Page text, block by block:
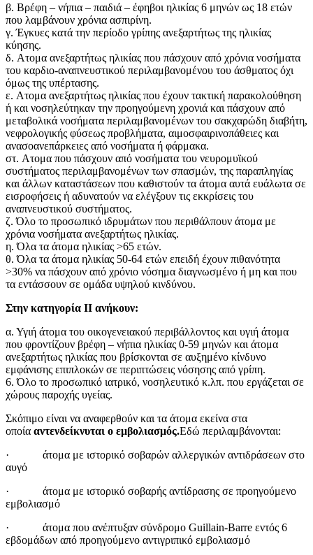
β. Βρέφη – νήπια – παιδιά – έφηβοι ηλικίας 6 μηνών ως 18 ετών
που λαμβά­νουν χρόνια ασπιρίνη.
γ. Έγκυες κατά την περίοδο γρίπης ανεξαρτήτως της ηλικίας
κύησης.
δ. Aτομα ανεξαρτήτως ηλικίας που πάσχουν από χρόνια νοσήματα
του καρδιο-αναπνευστικού περιλαμβανομένου του άσθματος όχι
όμως της υπέρτασης.
ε. Aτομα ανεξαρτήτως ηλικίας που έχουν τακτική παρακολούθηση
ή και νοσηλεύτηκαν την προηγούμενη χρονιά και πάσχουν από
μεταβολικά νοσήματα περιλαμβανομένων του σακχαρώδη διαβήτη,
νεφρολογικής φύσεως προβλή­ματα, αιμοσφαιρινοπάθειες και
ανασοανεπάρκειες από νοσήματα ή φάρμακα.
στ. Aτομα που πάσχουν από νοσήματα του νευρομυϊκού
συστήματος περιλαμβανομένων των σπασμών, της παραπληγίας
και άλλων καταστάσεων που καθιστούν τα άτομα αυτά ευάλωτα σε
εισροφήσεις ή αδυνατούν να ελέγ­ξουν τις εκκρίσεις του
αναπνευστικού συστήματος.
ζ. Όλο το προσωπικό ιδρυμάτων που περιθάλπουν άτομα με
χρόνια νοσήματα ανεξαρτήτως ηλικίας.
η. Όλα τα άτομα ηλικίας >65 ετών.
θ. Όλα τα άτομα ηλικίας 50-64 ετών επειδή έχουν πιθανότητα
>30% να πάσχουν από χρόνιο νόσημα διαγνωσμένο ή μη και που
τα εντάσσουν σε ομάδα υψηλού κινδύνου.
Στην κατηγορία II ανήκουν:
α. Υγιή άτομα του οικογενειακού περιβάλλοντος και υγιή άτομα
που φροντίζουν βρέφη – νήπια ηλικίας 0-59 μηνών και άτομα
ανεξαρτήτως ηλικίας που βρίσκονται σε αυξημένο κίνδυνο
εμφάνισης επιπλοκών σε περιπτώσεις νόσησης από γρίπη.
6. Όλο το προσωπικό ιατρικό, νοσηλευτικό κ.λπ. που εργάζεται σε
χώρους παροχής υγείας.
Σκόπιμο είναι να αναφερθούν και τα άτομα εκείνα στα
οποία αντενδείκνυται ο εμβολιασμός.Εδώ περιλαμβάνονται:
· άτομα με ιστορικό σοβαρών αλλεργικών αντιδράσεων στο
αυγό
· άτομα με ιστορικό σοβαρής αντίδρασης σε προηγούμενο
εμβολιασμό
· άτομα που ανέπτυξαν σύνδρομο Guillain-Barre εντός 6
εβδομάδων από προηγούμενο αντιγριπικό εμβολιασμό